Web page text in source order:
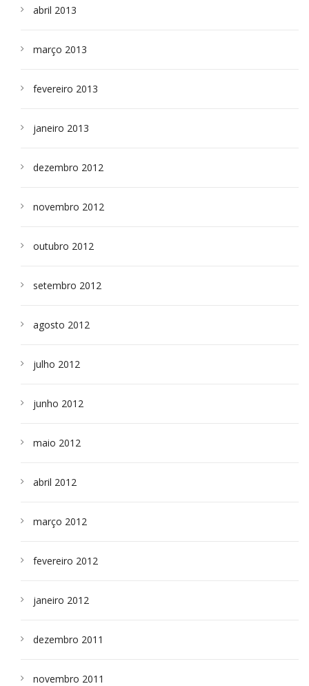
abril 2013
março 2013
fevereiro 2013
janeiro 2013
dezembro 2012
novembro 2012
outubro 2012
setembro 2012
agosto 2012
julho 2012
junho 2012
maio 2012
abril 2012
março 2012
fevereiro 2012
janeiro 2012
dezembro 2011
novembro 2011